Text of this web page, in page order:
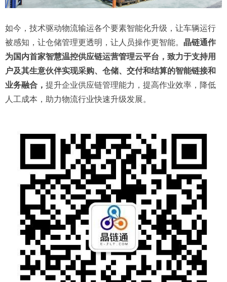
如今，技术驱动物流输运各个要素智能化升级，让车辆运行
被感知，让仓储管理更透明，让人员操作更智能。 晶链通作
为国内首家智慧温控供应链运营管理云平台，致力于支持用
户及其生意伙伴实现采购、仓储、交付和结算的智能链接和
业务融合， 提升企业供应链管理能力，提高作业效率，降低
人工成本，助力物流行业快速升级发展。